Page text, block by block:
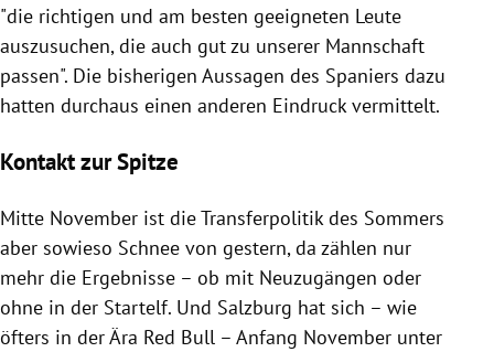
"die richtigen und am besten geeigneten Leute
auszusuchen, die auch gut zu unserer Mannschaft
passen". Die bisherigen Aussagen des Spaniers dazu
hatten durchaus einen anderen Eindruck vermittelt.
Kontakt zur Spitze
Mitte November ist die Transferpolitik des Sommers
aber sowieso Schnee von gestern, da zählen nur
mehr die Ergebnisse – ob mit Neuzugängen oder
ohne in der Startelf. Und Salzburg hat sich – wie
öfters in der Ära Red Bull – Anfang November unter